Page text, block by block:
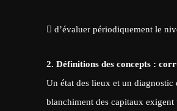
 d’évaluer périodiquement le
2. Définitions des concepts :
Un état des lieux et un diagnostic
blanchiment des capitaux exigent